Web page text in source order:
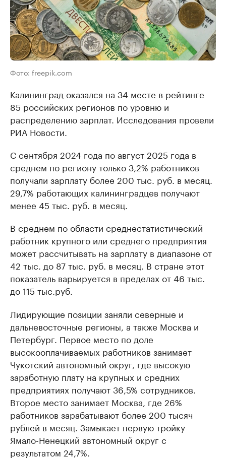
Фото: freepik.com
Калининград оказался на 34 месте в рейтинге
85 российских регионов по уровню и
распределению зарплат. Исследования провели
РИА Новости.
С сентября 2024 года по август 2025 года в
среднем по региону только 3,2% работников
получали зарплату более 200 тыс. руб. в месяц.
29,7% работающих калининградцев получают
менее 45 тыс. руб. в месяц.
В среднем по области среднестатистический
работник крупного или среднего предприятия
может рассчитывать на зарплату в диапазоне от
42 тыс. до 87 тыс. руб. в месяц. В стране этот
показатель варьируется в пределах от 46 тыс.
до 115 тыс.руб.
Лидирующие позиции заняли северные и
дальневосточные регионы, а также Москва и
Петербург. Первое место по доле
высокооплачиваемых работников занимает
Чукотский автономный округ, где высокую
заработную плату на крупных и средних
предприятиях получают 36,5% сотрудников.
Второе место занимает Москва, где 26%
работников зарабатывают более 200 тысяч
рублей в месяц. Замыкает первую тройку
Ямало-Ненецкий автономный округ с
результатом 24,7%.